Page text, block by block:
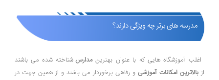
مدرسه های برتر چه ویژگی دارند؟
اغلب آموزشگاه هایی که با عنوان بهترینمدارسشناخته شده می باشند
ازبالاترین امکانات آموزشی و رفاهی برخوردار می باشند و از همین جهت در